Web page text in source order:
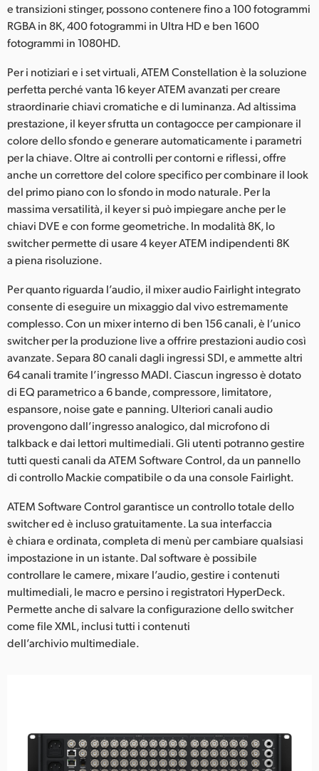
e transizioni stinger, possono contenere fino a 100 fotogrammi
RGBA in 8K, 400 fotogrammi in Ultra HD e ben 1600
fotogrammi in 1080HD.
Per i notiziari e i set virtuali, ATEM Constellation è la soluzione
perfetta perché vanta 16 keyer ATEM avanzati per creare
straordinarie chiavi cromatiche e di luminanza. Ad altissima
prestazione, il keyer sfrutta un contagocce per campionare il
colore dello sfondo e generare automaticamente i parametri
per la chiave. Oltre ai controlli per contorni e riflessi, offre
anche un correttore del colore specifico per combinare il look
del primo piano con lo sfondo in modo naturale. Per la
massima versatilità, il keyer si può impiegare anche per le
chiavi DVE e con forme geometriche. In modalità 8K, lo
switcher permette di usare 4 keyer ATEM indipendenti 8K
a piena risoluzione.
Per quanto riguarda l’audio, il mixer audio Fairlight integrato
consente di eseguire un mixaggio dal vivo estremamente
complesso. Con un mixer interno di ben 156 canali, è l’unico
switcher per la produzione live a offrire prestazioni audio così
avanzate. Separa 80 canali dagli ingressi SDI, e ammette altri
64 canali tramite l’ingresso MADI. Ciascun ingresso è dotato
di EQ parametrico a 6 bande, compressore, limitatore,
espansore, noise gate e panning. Ulteriori canali audio
provengono dall’ingresso analogico, dal microfono di
talkback e dai lettori multimediali. Gli utenti potranno gestire
tutti questi canali da ATEM Software Control, da un pannello
di controllo Mackie compatibile o da una console Fairlight.
ATEM Software Control garantisce un controllo totale dello
switcher ed è incluso gratuitamente. La sua interfaccia
è chiara e ordinata, completa di menù per cambiare qualsiasi
impostazione in un istante. Dal software è possibile
controllare le camere, mixare l’audio, gestire i contenuti
multimediali, le macro e persino i registratori HyperDeck.
Permette anche di salvare la configurazione dello switcher
come file XML, inclusi tutti i contenuti
dell’archivio multimediale.